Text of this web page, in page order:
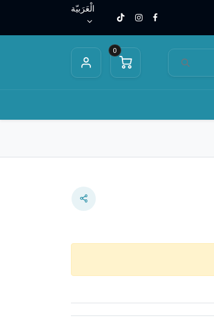
الْعَرَبيّة
0